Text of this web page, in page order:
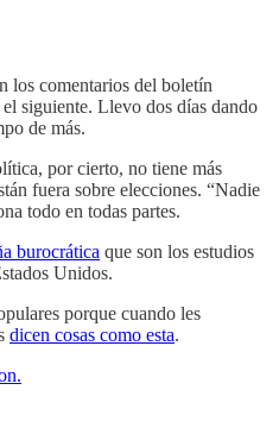
los comentarios del boletín
siguiente. Llevo dos días dando
de más.
por cierto, no tiene más
fuera sobre elecciones. “Nadie
todo en todas partes.
burocrática que son los estudios
Unidos.
porque cuando les
dicen cosas como esta.